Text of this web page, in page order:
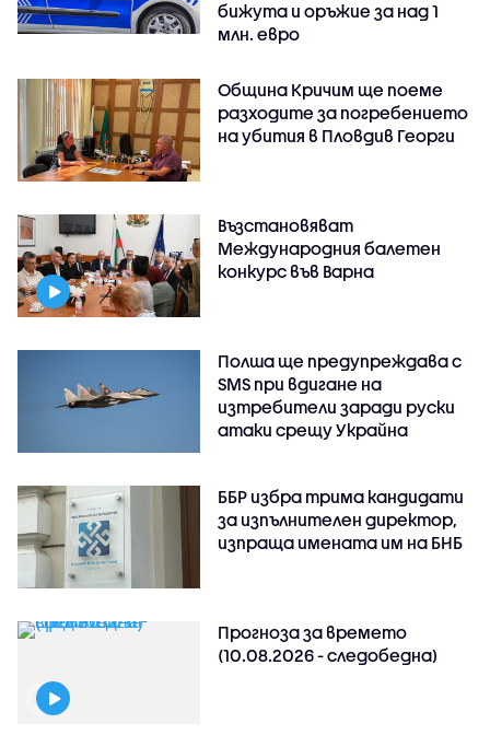
бижута и оръжие за над 1
млн. евро
Община Кричим ще поеме
разходите за погребението
на убития в Пловдив Георги
Възстановяват
Международния балетен
конкурс във Варна
Полша ще предупреждава с
SMS при вдигане на
изтребители заради руски
атаки срещу Украйна
ББР избра трима кандидати
за изпълнителен директор,
изпраща имената им на БНБ
Прогноза за времето
(10.08.2026 - следобедна)